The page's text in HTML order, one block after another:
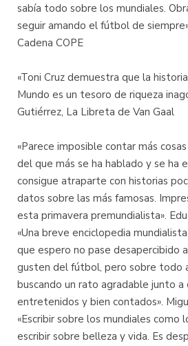
sabía todo sobre los mundiales.
seguir amando el fútbol de
Cadena COPE
«Toni Cruz demuestra que la
Mundo es un tesoro de riqueza
Gutiérrez, La Libreta de Van Gaal
«Parece imposible contar más
del que más se ha hablado y se ha
consigue atraparte con historias
datos sobre las más famosas.
esta primavera premundialista».
«Una breve enciclopedia
que espero no pase desapercibido
gusten del fútbol, pero sobre todo
buscando un rato agradable junto a
entretenidos y bien contados».
«Escribir sobre los mundiales como
escribir sobre belleza y vida. Es